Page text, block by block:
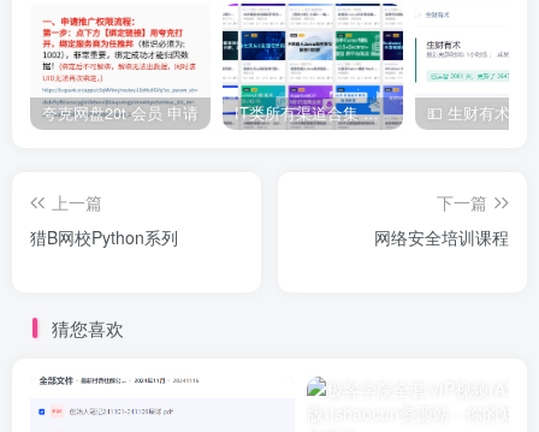
| | ├──Day11-20-销量排名统计_代码开发_2.mp4 75.69M
| | └──Day11-21-销量排名统计_功能测试.mp4 23.12M
| └──day12
| | ├──Day12-01-今日课程内容介绍.mp4 16.39M
| | ├──Day12-02-工作台_需求分析和设计.mp4 53.59M
| | ├──Day12-03-工作台_代码导入.mp4 64.74M
| | ├──Day12-07-Apache POI_入门案例_通过POI读取Excel文件
| | ├──Day12-08-导出运营数据Excel报表_需求分析和设计.mp4
| | ├──Day12-09-导出运营数据Excel报表_代码开发1.mp4
| | └──Day12-12-导出运营数据Excel报表_功能测试.mp4 14.86M
├──PPT.rar 28.26M
├──讲义.rar 42.45M
夸克网盘20t 会员 申请 IT类所有渠道合集 持续日更，目前近四千多条资源 年费用户微信私信获取权限
上一篇
猎B网校Python系列
下一篇
网络安全培训课程
猜您喜欢